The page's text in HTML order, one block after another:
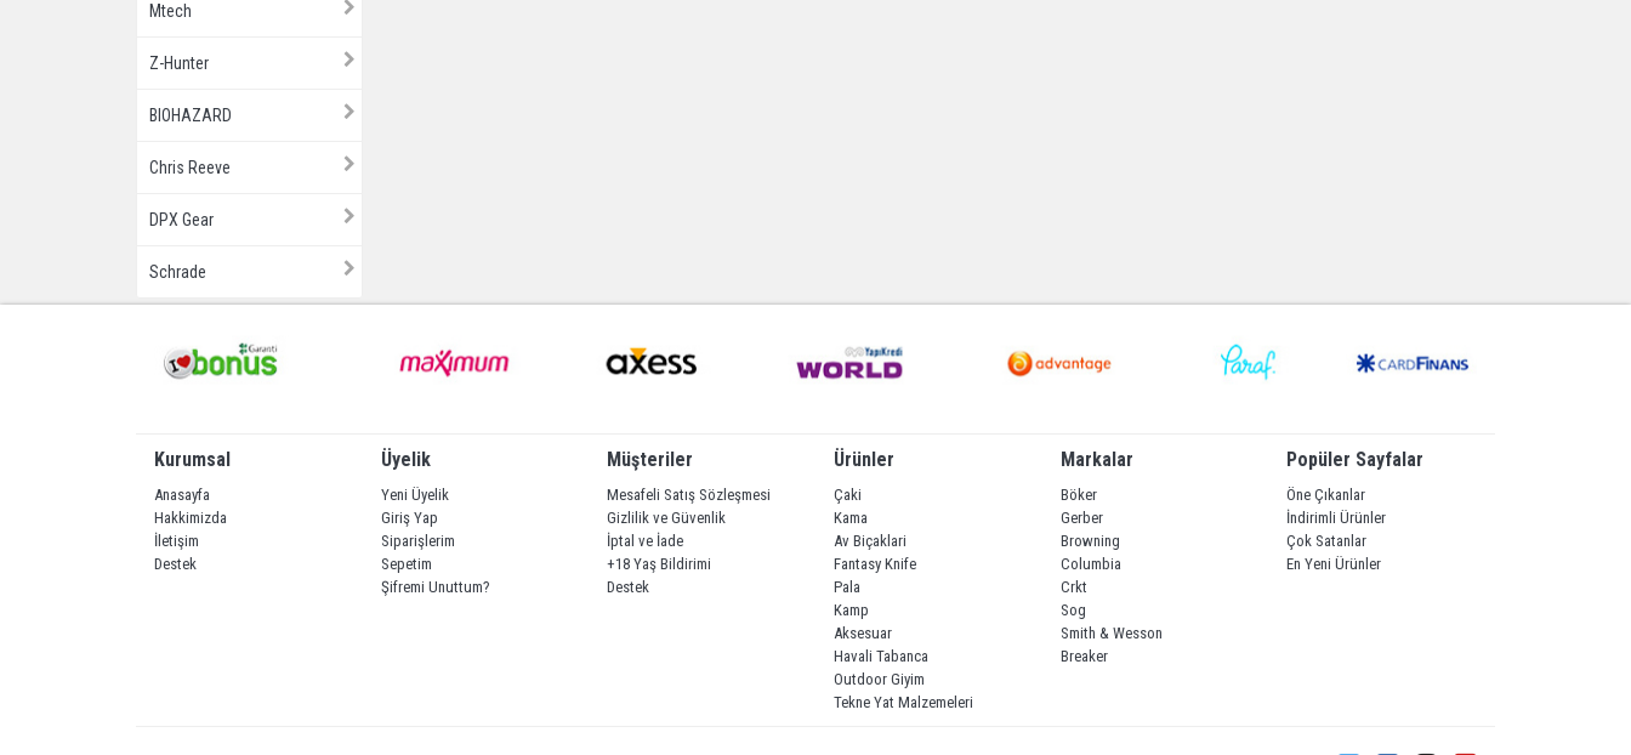
Mtech
Z-Hunter
BIOHAZARD
Chris Reeve
DPX Gear
Schrade
Kurumsal
Anasayfa
Hakkimizda
İletişim
Destek
Üyelik
Yeni Üyelik
Giriş Yap
Siparişlerim
Sepetim
Şifremi Unuttum?
Müşteriler
Mesafeli Satış Sözleşmesi
Gizlilik ve Güvenlik
İptal ve İade
+18 Yaş Bildirimi
Destek
Ürünler
Çaki
Kama
Av Biçaklari
Fantasy Knife
Pala
Kamp
Aksesuar
Havali Tabanca
Outdoor Giyim
Tekne Yat Malzemeleri
Markalar
Böker
Gerber
Browning
Columbia
Crkt
Sog
Smith & Wesson
Breaker
Popüler Sayfalar
Öne Çıkanlar
İndirimli Ürünler
Çok Satanlar
En Yeni Ürünler